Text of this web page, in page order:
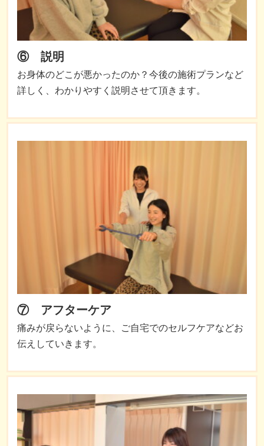
⑥ 説明
お身体のどこが悪かったのか？今後の施術プランなど
詳しく、わかりやすく説明させて頂きます。
⑦ アフターケア
痛みが戻らないように、ご自宅でのセルフケアなどお
伝えしていきます。